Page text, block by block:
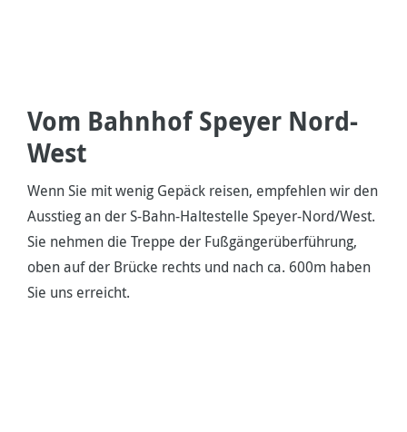
Vom Bahnhof Speyer Nord-
West
Wenn Sie mit wenig Gepäck reisen, empfehlen wir den
Ausstieg an der S-Bahn-Haltestelle Speyer-Nord/West.
Sie nehmen die Treppe der Fußgängerüberführung,
oben auf der Brücke rechts und nach ca. 600m haben
Sie uns erreicht.